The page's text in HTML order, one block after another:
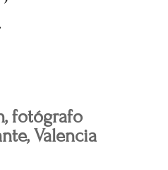
fotógrafo
Valencia